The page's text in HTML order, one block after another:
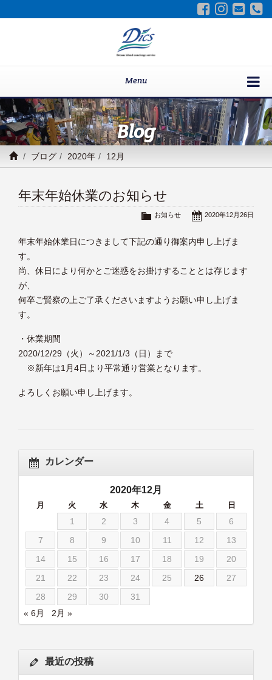
Menu
Blog
ブログ 2020年 12月
年末年始休業のお知らせ
2020年12月26日
お知らせ
年末年始休業日につきまして下記の通り御案内申し上げま
す。
尚、休日により何かとご迷惑をお掛けすることとは存じます
が、
何卒ご賢察の上ご了承くださいますようお願い申し上げま
す。
・休業期間
2020/12/29（火）～2021/1/3（日）まで
※新年は1月4日より平常通り営業となります。
よろしくお願い申し上げます。
カレンダー
2020年12月
月 火 水 木 金 土 日
1 2 3 4 5
6
7
8 9 10 11 12
13
14
15 16 17 18 19
20
21
22 23 24 25 26
27
28
29 30
31
« 6月
2月 »
最近の投稿